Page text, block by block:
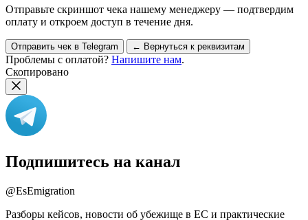
Отправьте скриншот чека нашему менеджеру — подтвердим
оплату и откроем доступ в течение дня.
Отправить чек в Telegram ← Вернуться к реквизитам
Проблемы с оплатой? Напишите нам.
Скопировано
Подпишитесь на канал
@EsEmigration
Разборы кейсов, новости об убежище в ЕС и практические